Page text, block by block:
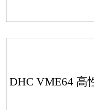
DHC VME64 高